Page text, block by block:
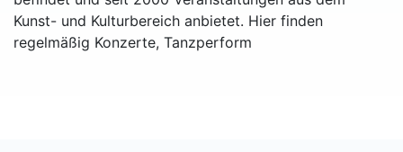
Kunst- und Kulturbereich anbietet. Hier finden
regelmäßig Konzerte, Tanzperform